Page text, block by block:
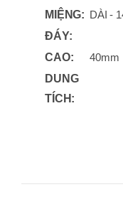
MIỆNG: DÀI -
ĐÁY:
CAO:
40mm
DUNG
TÍCH: